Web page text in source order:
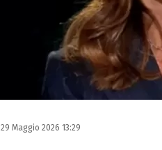
29 Maggio 2026 13:29